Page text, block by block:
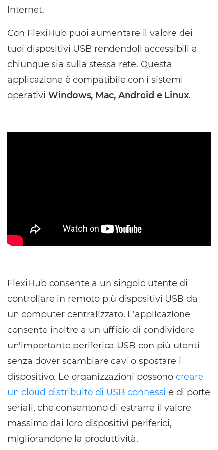
Internet.
Con FlexiHub puoi aumentare il valore dei
tuoi dispositivi USB rendendoli accessibili a
chiunque sia sulla stessa rete. Questa
applicazione è compatibile con i sistemi
operativi Windows, Mac, Android e Linux.
FlexiHub consente a un singolo utente di
controllare in remoto più dispositivi USB da
un computer centralizzato. L'applicazione
consente inoltre a un ufficio di condividere
un'importante periferica USB con più utenti
senza dover scambiare cavi o spostare il
dispositivo. Le organizzazioni possono creare
un cloud distribuito di USB connessi e di porte
seriali, che consentono di estrarre il valore
massimo dai loro dispositivi periferici,
migliorandone la produttività.